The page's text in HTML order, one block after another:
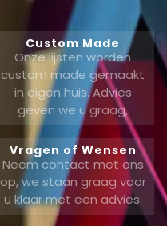
Custom Made
Onze lijsten worden
custom made gemaakt
in eigen huis. Advies
geven we u graag,
Vragen of Wensen
Neem contact met ons
op, we staan graag voor
u klaar met een advies.